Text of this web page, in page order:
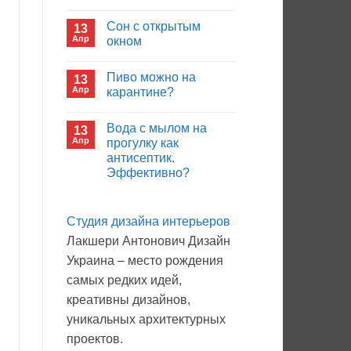
записи
Кто
будет
больнице?
13
Апр
Сон с открытым
окном
записи
Сон
с
13
Апр
Пиво можно на
карантине?
записи
Пиво
можно
на
карантине?
13
Апр
Вода с мылом на
прогулку как
антисептик.
Эффективно?
Вода
мылом
на
прогулку
антисептик.
Студия дизайна интерьеров
Лакшери Антонович Дизайн
Украина – место рождения
самых редких идей,
креативны дизайнов,
уникальных архитектурных
проектов.